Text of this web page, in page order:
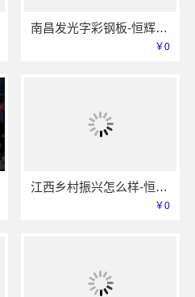
南昌发光字彩钢板-恒辉广告
￥0
江西乡村振兴怎么样-恒辉广告
￥0